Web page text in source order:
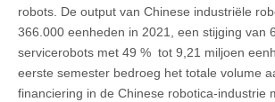
robots. De output van Chinese industriële
366.000 eenheden in 2021, een stijging van
servicerobots met 49 % tot 9,21 miljoen
eerste semester bedroeg het totale volume
financiering in de Chinese robotica-industrie